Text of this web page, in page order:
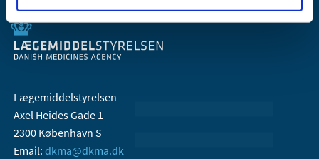
Lægemiddelstyrelsen
Axel Heides Gade 1
2300 København S
Email: dkma@dkma.dk